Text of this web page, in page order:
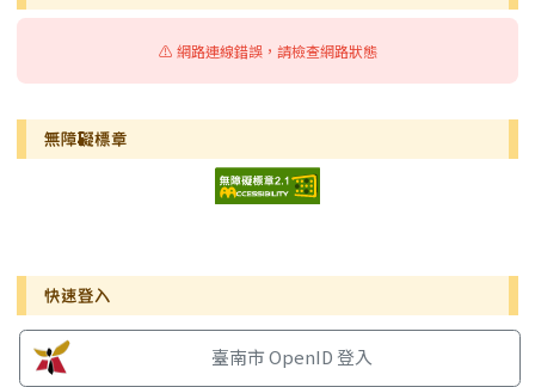
⚠️ 網路連線錯誤，請檢查網路狀態
無障礙標章
右邊區域內容
快速登入
臺南市 OpenID 登入